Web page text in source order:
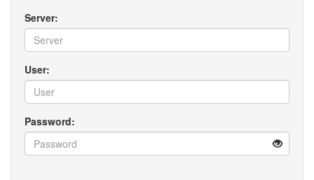
Server:
User:
Password: